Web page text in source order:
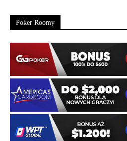
Poker Roomy